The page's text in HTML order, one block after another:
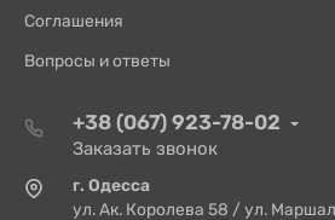
Соглашения
Вопросы и ответы
+38 (067) 923-78-02
Заказать звонок
г. Одесса
ул. Ак. Королева 58 / ул.